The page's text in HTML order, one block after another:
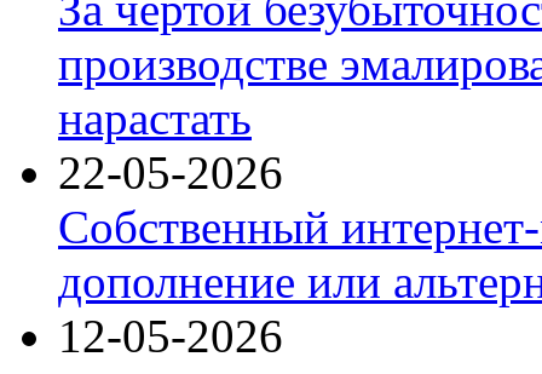
производстве
нарастать
22-05-2026
Собственный
дополнение или
12-05-2026